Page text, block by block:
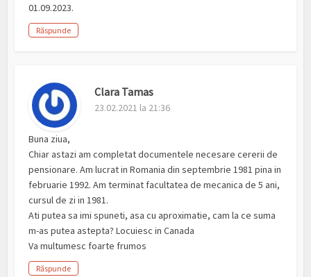
01.09.2023.
Răspunde
Clara Tamas
23.02.2021 la 21:36
Buna ziua,
Chiar astazi am completat documentele necesare cererii de
pensionare. Am lucrat in Romania din septembrie 1981 pina in
februarie 1992. Am terminat facultatea de mecanica de 5 ani,
cursul de zi in 1981.
Ati putea sa imi spuneti, asa cu aproximatie, cam la ce suma
m-as putea astepta? Locuiesc in Canada
Va multumesc foarte frumos
Răspunde